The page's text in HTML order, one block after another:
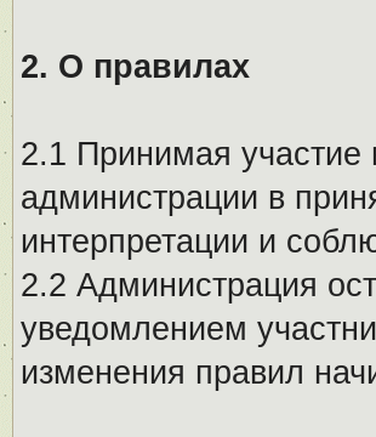
2. О правилах
2.1 Принимая участие
администрации в
интерпретации и
2.2 Администрация
уведомлением
изменения правил